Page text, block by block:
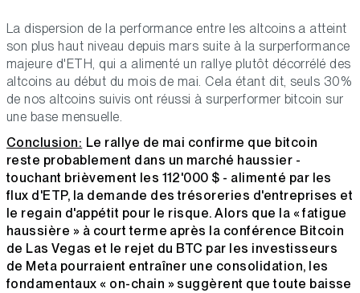
La dispersion de la performance entre les altcoins a atteint
son plus haut niveau depuis mars suite à la surperformance
majeure d'ETH, qui a alimenté un rallye plutôt décorrélé des
altcoins au début du mois de mai. Cela étant dit, seuls 30%
de nos altcoins suivis ont réussi à surperformer bitcoin sur
une base mensuelle.
Conclusion: Le rallye de mai confirme que bitcoin
reste probablement dans un marché haussier -
touchant brièvement les 112'000 $ - alimenté par les
flux d'ETP, la demande des trésoreries d'entreprises et
le regain d'appétit pour le risque. Alors que la « fatigue
haussière » à court terme après la conférence Bitcoin
de Las Vegas et le rejet du BTC par les investisseurs
de Meta pourraient entraîner une consolidation, les
fondamentaux « on-chain » suggèrent que toute baisse